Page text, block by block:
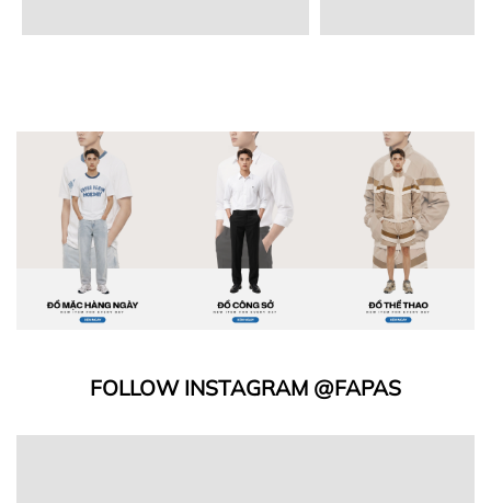
FOLLOW INSTAGRAM @FAPAS